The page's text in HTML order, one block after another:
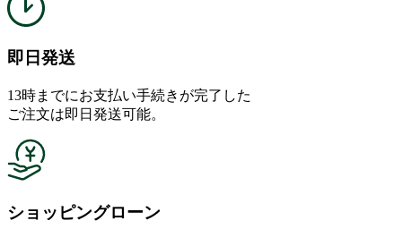
即日発送
13時までにお支払い手続きが完了した
ご注文は即日発送可能。
ショッピングローン